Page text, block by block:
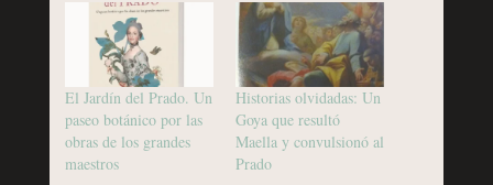
El Jardín del Prado. Un
paseo botánico por las
obras de los grandes
maestros
Historias olvidadas: Un
Goya que resultó
Maella y convulsionó al
Prado